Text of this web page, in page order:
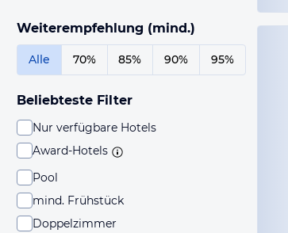
Weiterempfehlung (mind.)
Alle 70% 85% 90% 95%
Beliebteste Filter
Nur verfügbare Hotels
Award-Hotels
Pool
mind. Frühstück
Doppelzimmer